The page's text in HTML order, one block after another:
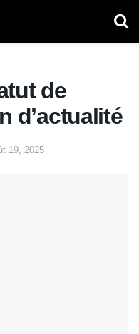
de
d’actualité
19, 2025